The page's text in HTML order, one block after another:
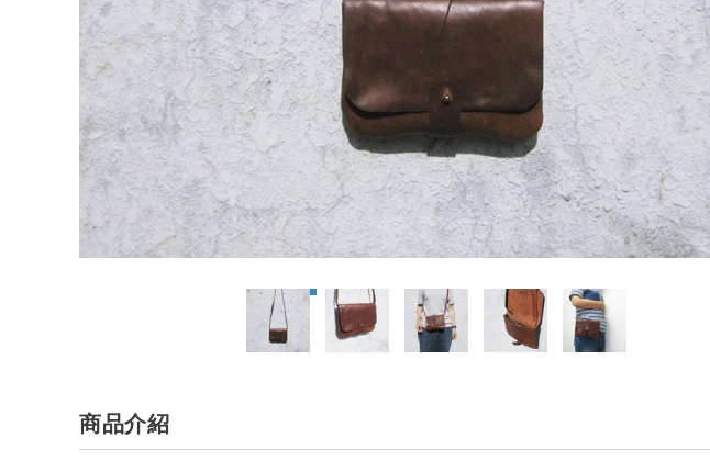
商品介紹